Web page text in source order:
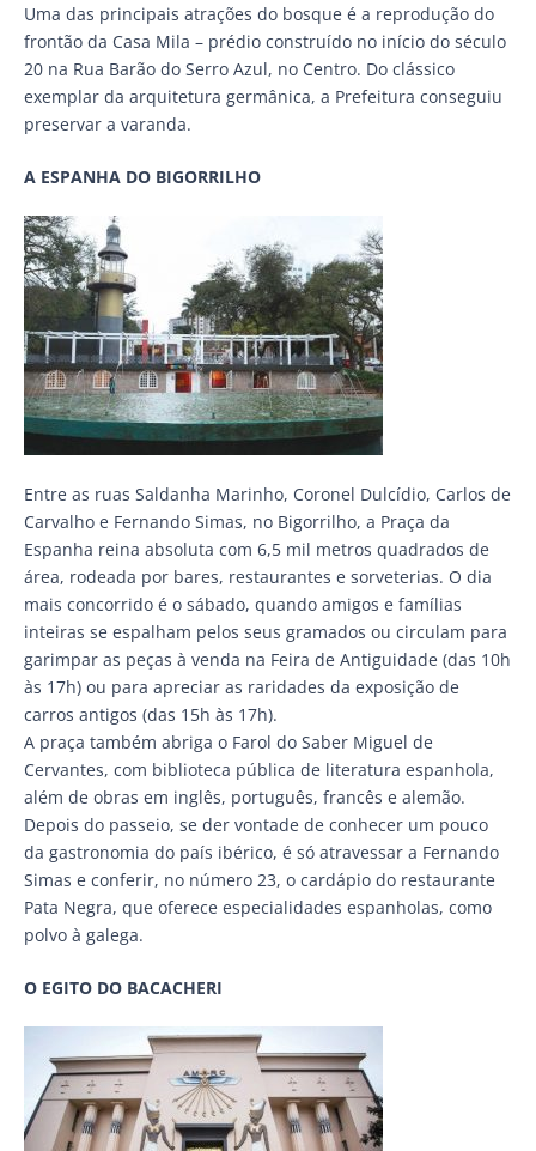
Uma das principais atrações do bosque é a reprodução do
frontão da Casa Mila – prédio construído no início do século
20 na Rua Barão do Serro Azul, no Centro. Do clássico
exemplar da arquitetura germânica, a Prefeitura conseguiu
preservar a varanda.
A ESPANHA DO BIGORRILHO
Entre as ruas Saldanha Marinho, Coronel Dulcídio, Carlos de
Carvalho e Fernando Simas, no Bigorrilho, a Praça da
Espanha reina absoluta com 6,5 mil metros quadrados de
área, rodeada por bares, restaurantes e sorveterias. O dia
mais concorrido é o sábado, quando amigos e famílias
inteiras se espalham pelos seus gramados ou circulam para
garimpar as peças à venda na Feira de Antiguidade (das 10h
às 17h) ou para apreciar as raridades da exposição de
carros antigos (das 15h às 17h).
A praça também abriga o Farol do Saber Miguel de
Cervantes, com biblioteca pública de literatura espanhola,
além de obras em inglês, português, francês e alemão.
Depois do passeio, se der vontade de conhecer um pouco
da gastronomia do país ibérico, é só atravessar a Fernando
Simas e conferir, no número 23, o cardápio do restaurante
Pata Negra, que oferece especialidades espanholas, como
polvo à galega.
O EGITO DO BACACHERI